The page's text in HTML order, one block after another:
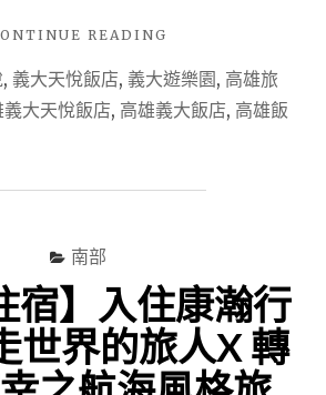
READING
住
宿】
宿
心
得
~
暑
, 義大天悅飯店, 義大遊樂園, 高雄旅
義大天悅飯店, 高雄義大飯店, 高雄飯
南部
宿】入住康瀚行
世界的旅人X 轉